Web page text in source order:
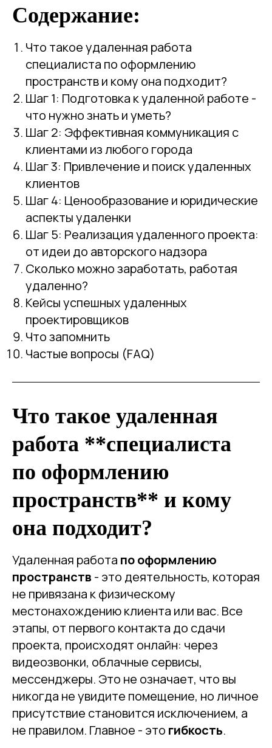
Содержание:
Что такое удаленная работа
специалиста по оформлению
пространств и кому она подходит?
Шаг 1: Подготовка к удаленной работе -
что нужно знать и уметь?
Шаг 2: Эффективная коммуникация с
клиентами из любого города
Шаг 3: Привлечение и поиск удаленных
клиентов
Шаг 4: Ценообразование и юридические
аспекты удаленки
Шаг 5: Реализация удаленного проекта:
от идеи до авторского надзора
Сколько можно заработать, работая
удаленно?
Кейсы успешных удаленных
проектировщиков
Что запомнить
Частые вопросы (FAQ)
Что такое удаленная
работа **специалиста
по оформлению
пространств** и кому
она подходит?
Удаленная работа по оформлению
пространств - это деятельность, которая
не привязана к физическому
местонахождению клиента или вас. Все
этапы, от первого контакта до сдачи
проекта, происходят онлайн: через
видеозвонки, облачные сервисы,
мессенджеры. Это не означает, что вы
никогда не увидите помещение, но личное
присутствие становится исключением, а
не правилом. Главное - это гибкость.